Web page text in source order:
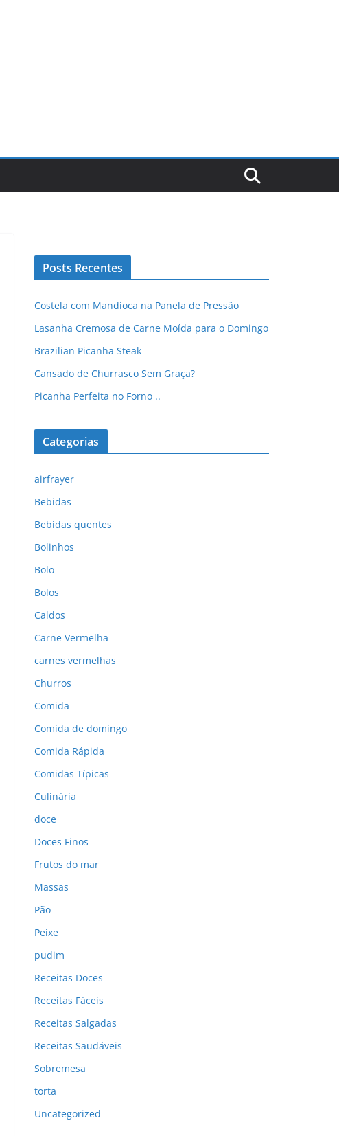
Posts Recentes
Costela com Mandioca na Panela de Pressão
Lasanha Cremosa de Carne Moída para o Domingo
Brazilian Picanha Steak
Cansado de Churrasco Sem Graça?
Picanha Perfeita no Forno ..
Categorias
airfrayer
Bebidas
Bebidas quentes
Bolinhos
Bolo
Bolos
Caldos
Carne Vermelha
carnes vermelhas
Churros
Comida
Comida de domingo
Comida Rápida
Comidas Típicas
Culinária
doce
Doces Finos
Frutos do mar
Massas
Pão
Peixe
pudim
Receitas Doces
Receitas Fáceis
Receitas Salgadas
Receitas Saudáveis
Sobremesa
torta
Uncategorized